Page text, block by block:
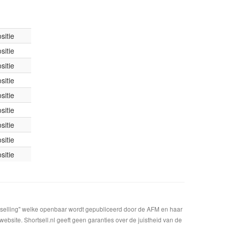
welke openbaar wordt gepubliceerd door de AFM en haar
Shortsell.nl geeft geen garanties over de juistheid van de